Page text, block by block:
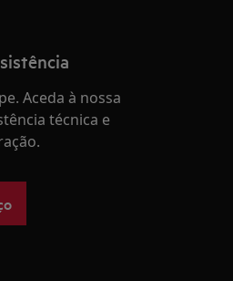
Aceda à nossa
técnica e